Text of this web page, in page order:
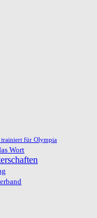
trainiert für Olympia
Wort